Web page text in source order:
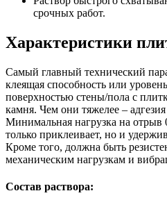
срочных работ.
Характеристики
Самый главный технический
клеящая способность или
поверхностью стены/пола с
камня. Чем они тяжелее –
Минимальная нагрузка на отрыв
только приклеивает, но и
Кроме того, должна быть
механическим нагрузкам и
Состав раствора: